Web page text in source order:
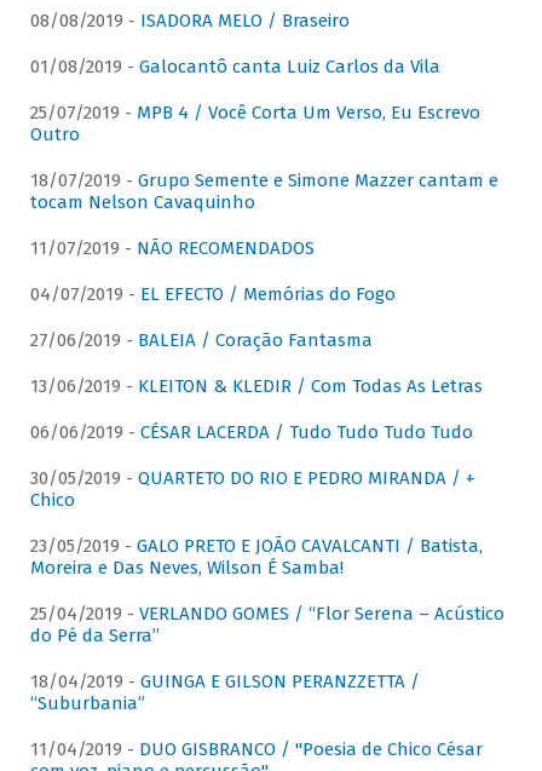
08/08/2019 - ISADORA MELO / Braseiro
01/08/2019 - Galocantô canta Luiz Carlos da Vila
25/07/2019 - MPB 4 / Você Corta Um Verso, Eu Escrevo
Outro
18/07/2019 - Grupo Semente e Simone Mazzer cantam e
tocam Nelson Cavaquinho
11/07/2019 - NÃO RECOMENDADOS
04/07/2019 - EL EFECTO / Memórias do Fogo
27/06/2019 - BALEIA / Coração Fantasma
13/06/2019 - KLEITON & KLEDIR / Com Todas As Letras
06/06/2019 - CÉSAR LACERDA / Tudo Tudo Tudo Tudo
30/05/2019 - QUARTETO DO RIO E PEDRO MIRANDA / +
Chico
23/05/2019 - GALO PRETO E JOÃO CAVALCANTI / Batista,
Moreira e Das Neves, Wilson É Samba!
25/04/2019 - VERLANDO GOMES / “Flor Serena – Acústico
do Pé da Serra”
18/04/2019 - GUINGA E GILSON PERANZZETTA /
“Suburbania”
11/04/2019 - DUO GISBRANCO / "Poesia de Chico César